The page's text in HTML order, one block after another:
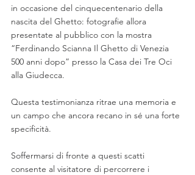
in occasione del cinquecentenario della
nascita del Ghetto: fotografie allora
presentate al pubblico con la mostra
“Ferdinando Scianna Il Ghetto di Venezia
500 anni dopo” presso la Casa dei Tre Oci
alla Giudecca.
Questa testimonianza ritrae una memoria e
un campo che ancora recano in sé una forte
specificità.
Soffermarsi di fronte a questi scatti
consente al visitatore di percorrere i